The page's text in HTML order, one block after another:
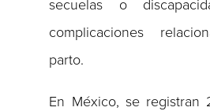
secuelas o
complicaciones
parto.
En México, se registran